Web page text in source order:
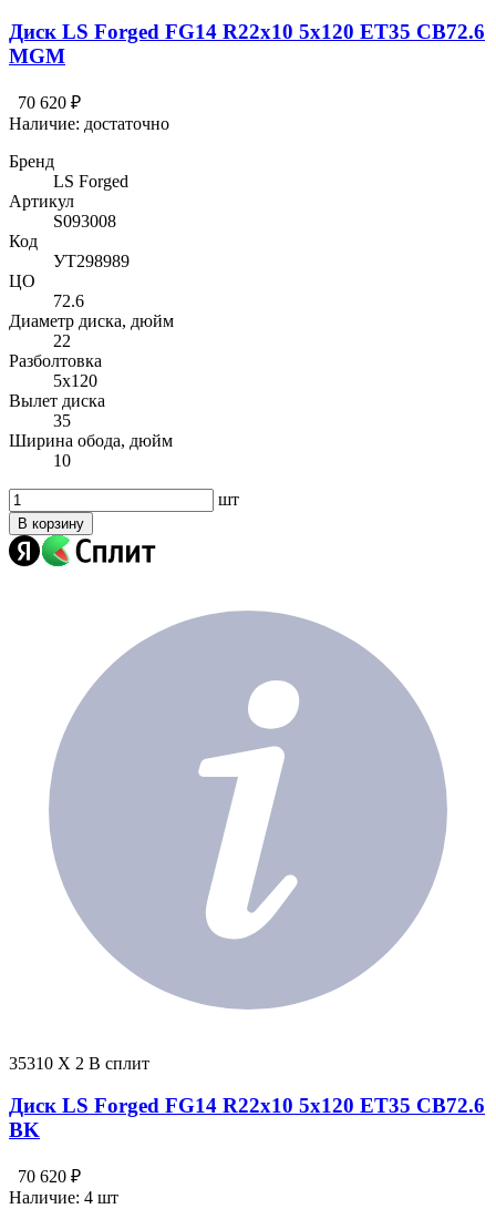
Диск LS Forged FG14 R22x10 5x120 ET35 CB72.6
MGM
70 620 ₽
Наличие: достаточно
Бренд
LS Forged
Артикул
S093008
Код
УТ298989
ЦО
72.6
Диаметр диска, дюйм
22
Разболтовка
5x120
Вылет диска
35
Ширина обода, дюйм
10
шт
В корзину
35310 X 2 В сплит
Диск LS Forged FG14 R22x10 5x120 ET35 CB72.6
BK
70 620 ₽
Наличие: 4 шт